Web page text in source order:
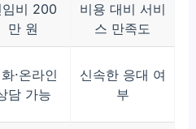
임비 200
만 원
비용 대비 서비
스 만족도
·온라인
담 가능
신속한 응대 여
부